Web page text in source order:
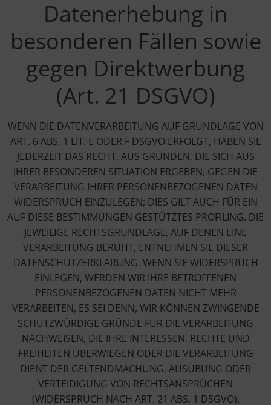
Datenerhebung in
besonderen Fällen sowie
gegen Direktwerbung
(Art. 21 DSGVO)
WENN DIE DATENVERARBEITUNG AUF GRUNDLAGE VON
ART. 6 ABS. 1 LIT. E ODER F DSGVO ERFOLGT, HABEN SIE
JEDERZEIT DAS RECHT, AUS GRÜNDEN, DIE SICH AUS
IHRER BESONDEREN SITUATION ERGEBEN, GEGEN DIE
VERARBEITUNG IHRER PERSONENBEZOGENEN DATEN
WIDERSPRUCH EINZULEGEN; DIES GILT AUCH FÜR EIN
AUF DIESE BESTIMMUNGEN GESTÜTZTES PROFILING. DIE
JEWEILIGE RECHTSGRUNDLAGE, AUF DENEN EINE
VERARBEITUNG BERUHT, ENTNEHMEN SIE DIESER
DATENSCHUTZERKLÄRUNG. WENN SIE WIDERSPRUCH
EINLEGEN, WERDEN WIR IHRE BETROFFENEN
PERSONENBEZOGENEN DATEN NICHT MEHR
VERARBEITEN, ES SEI DENN, WIR KÖNNEN ZWINGENDE
SCHUTZWÜRDIGE GRÜNDE FÜR DIE VERARBEITUNG
NACHWEISEN, DIE IHRE INTERESSEN, RECHTE UND
FREIHEITEN ÜBERWIEGEN ODER DIE VERARBEITUNG
DIENT DER GELTENDMACHUNG, AUSÜBUNG ODER
VERTEIDIGUNG VON RECHTSANSPRÜCHEN
(WIDERSPRUCH NACH ART. 21 ABS. 1 DSGVO).